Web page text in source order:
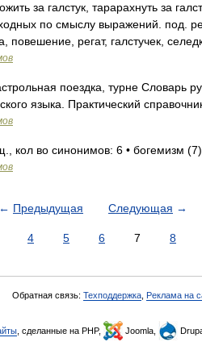
за галстук, тарарахнуть за
по смыслу выражений. под.
повешение, регат, галстучек,
поездка, турне Словарь
языка. Практический
кол во синонимов: 6 • богемизм (7)
← Предыдущая Следующая →
4 5 6 7 8
Обратная связь: Техподдержка Реклама на
, сделанные на PHP, Joomla,